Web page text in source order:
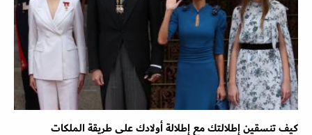
كيف تنسقين إطلالتك مع إطلالة أولادك على طريقة الملكات